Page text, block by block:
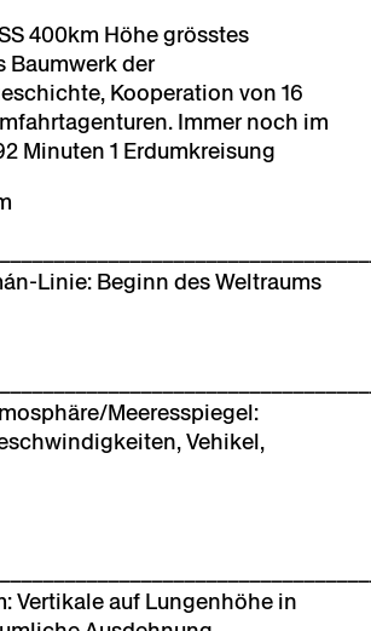
400km Höhe grösstes
Baumwerk der
Kooperation von 16
Immer noch im
Minuten 1 Erdumkreisung
Linie: Beginn des Weltraums
Meeresspiegel:
Vehikel,
Vertikale auf Lungenhöhe in